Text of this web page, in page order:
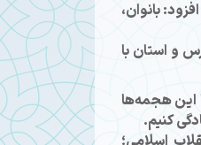
بانوان،
و استان با
این هجمه‌ها
کنیم.